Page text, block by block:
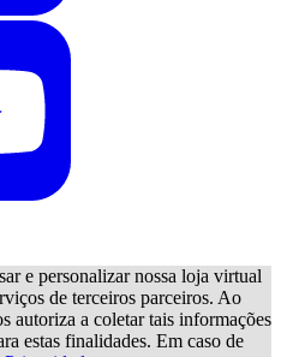
e personalizar nossa loja virtual
de terceiros parceiros. Ao
autoriza a coletar tais informações
estas finalidades. Em caso de